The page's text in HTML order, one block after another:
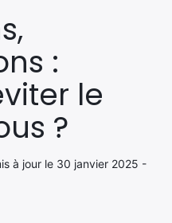
:
le
?
à jour le 30 janvier 2025 -